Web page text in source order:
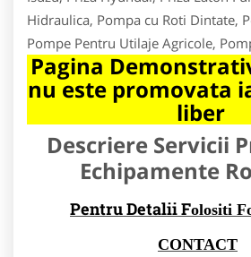
Hidraulica, Pompa cu Roti Dintate,
Pompe Pentru Utilaje Agricole,
Pagina
nu este promovata
liber
Descriere Servicii
Echipamente
Pentru Detalii Folositi
CONTACT